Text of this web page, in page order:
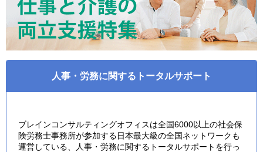
人事・労務に関するトータルサポート
ブレインコンサルティングオフィスは全国6000以上の社会保
険労務士事務所が参加する日本最大級の全国ネットワークも
運営している、人事・労務に関するトータルサポートを行っ